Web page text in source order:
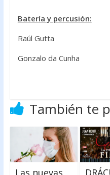
Batería y percusión:
Raúl Gutta
Gonzalo da Cunha
También te
Las nuevas